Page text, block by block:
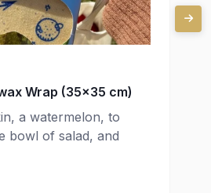
Wrap (35x35 cm)
a watermelon, to
bowl of salad, and